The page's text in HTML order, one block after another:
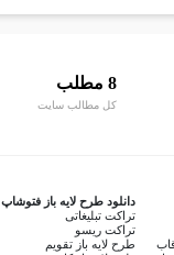
8 مطلب
کل مطالب سایت
دانلود طرح لایه باز فتوشاپ
تراکت تبلیغاتی
تراکت ریسو
طرح لایه باز تقویم